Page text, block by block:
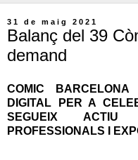
31 de maig 2021
Balanç del 39
demand
COMIC
DIGITAL PER A
SEGUEIX
PROFESSIONALS I